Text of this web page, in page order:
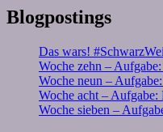
Blogpostings
Das wars!
Woche zehn –
Woche neun –
Woche acht –
Woche sieben –